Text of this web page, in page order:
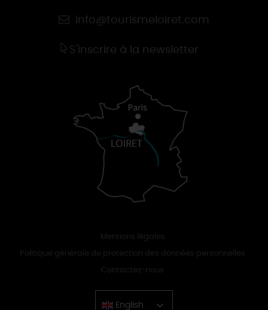
info@tourismeloiret.com
S'inscrire à la newsletter
Mentions légales
Politique générale de protection des données personnelles
Contactez-nous
English